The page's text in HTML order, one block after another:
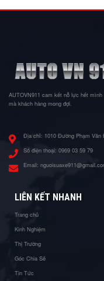
AUTOVN911 cam kết nỗ lực hết
mà khách hàng mong đợi.
Địa chỉ: 1010 Đường Phạm
Số điện thoại: 0969 03 59 79
Email:
LIÊN KẾT NHANH
Trang chủ
Kinh Nghiệm
Thị Trường
Góc Chia Sẻ
Tin Tức